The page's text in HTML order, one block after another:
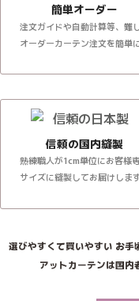
簡単オーダー
注文ガイドや自動計算等、難
オーダーカーテン注文を簡単に
信頼の国内縫製
熟練職人が1cm単位にお客様
サイズに縫製してお届けします
選びやすくて買いやすい お手
アットカーテンは国内